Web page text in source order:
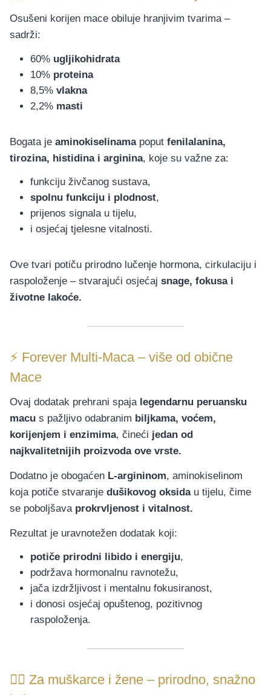
Osušeni korijen mace obiluje hranjivim tvarima –
sadrži:
60% ugljikohidrata
10% proteina
8,5% vlakna
2,2% masti
Bogata je aminokiselinamapoput fenilalanina,
tirozina, histidina i arginina, koje su važne za:
funkciju živčanog sustava,
spolnu funkciju i plodnost,
prijenos signala u tijelu,
i osjećaj tjelesne vitalnosti.
Ove tvari potiču prirodno lučenje hormona, cirkulaciju i
raspoloženje – stvarajući osjećaj snage, fokusa i
životne lakoće.
⚡ Forever Multi-Maca – više od obične
Mace
Ovaj dodatak prehrani spaja legendarnu peruansku
macu s pažljivo odabranim biljkama, voćem,
korijenjem i enzimima, čineći jedan od
najkvalitetnijih proizvoda ove vrste.
Dodatno je obogaćen L-argininom, aminokiselinom
koja potiče stvaranje dušikovog oksidau tijelu, čime
se poboljšava prokrvljenost i vitalnost.
Rezultat je uravnotežen dodatak koji:
potiče prirodni libido i energiju,
podržava hormonalnu ravnotežu,
jača izdržljivost i mentalnu fokusiranost,
i donosi osjećaj opuštenog, pozitivnog
raspoloženja.
🧘‍♀️ Za muškarce i žene – prirodno, snažno